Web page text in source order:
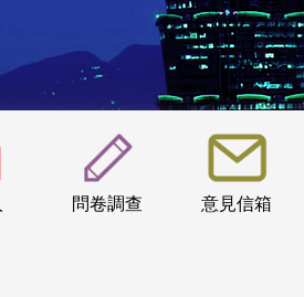
問卷調查 意見信箱
:::